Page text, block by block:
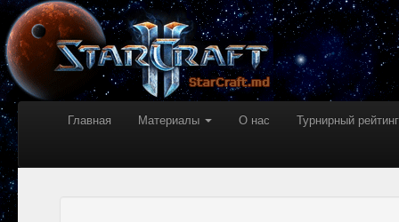
Главная Материалы О нас Турнирный рейтинг